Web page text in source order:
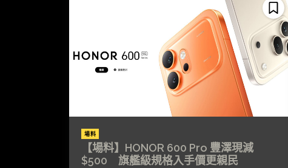
場料
【場料】HONOR 600 Pro 豐澤現減
$500 旗艦級規格入手價更親民